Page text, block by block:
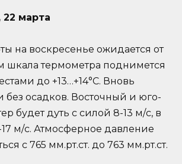
22 марта
на воскресенье ожидается от
шкала термометра поднимется
до +13…+14°C. Вновь
без осадков. Восточный и юго-
будет дуть с силой 8-13 м/с, в
м/с. Атмосферное давление
с 765 мм.рт.ст. до 763 мм.рт.ст.